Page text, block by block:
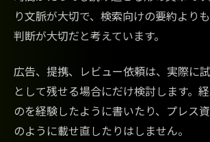
り文脈が大切で、検索向けの要約より
判断が大切だと考えています。
広告、提携、レビュー依頼は、実際に
として残せる場合にだけ検討します。
のを経験したように書いたり、プレス
のように載せ直したりはしません。